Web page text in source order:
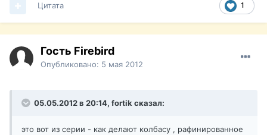
1
Цитата
Гость Firebird
Опубликовано: 5 мая 2012
05.05.2012 в 20:14, fortik сказал:
это вот из серии - как делают колбасу , рафинированное